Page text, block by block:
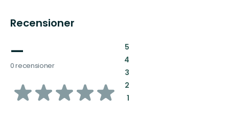
Recensioner
—
0 recensioner
av
5:
4:
3:
2:
1: